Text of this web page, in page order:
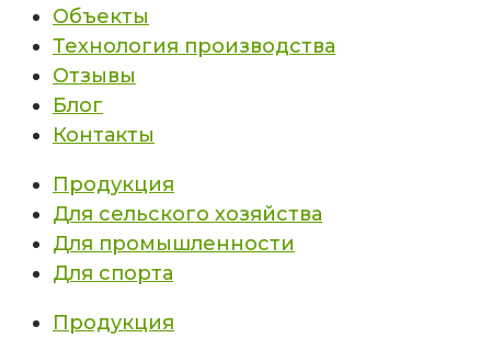
Объекты
Технология производства
Отзывы
Блог
Контакты
Продукция
Для сельского хозяйства
Для промышленности
Для спорта
Продукция